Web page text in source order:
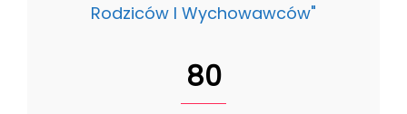
Rodziców I Wychowawców"
80